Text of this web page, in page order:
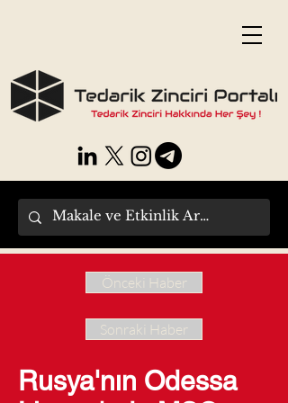
Önceki Haber
Sonraki Haber
Rusya'nın Odessa